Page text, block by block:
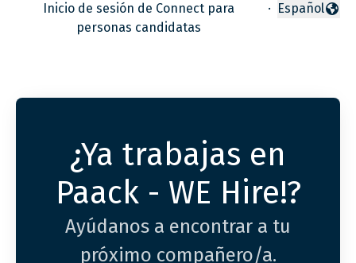
Inicio de sesión de Connect para
personas candidatas
·
Cambiar
Español
¿Ya trabajas en
Paack - WE Hire!?
Ayúdanos a encontrar a tu
próximo compañero/a.